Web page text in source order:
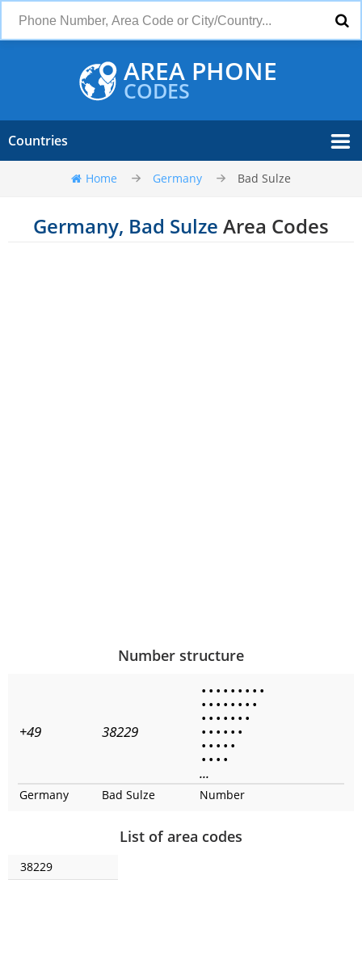
AREA PHONE
CODES
Countries
Home Germany Bad Sulze
Germany, Bad Sulze Area Codes
Number structure
+49 38229
• • • • • • • • •
• • • • • • • •
• • • • • • •
• • • • • •
• • • • •
• • • •
...
Germany Bad Sulze Number
List of area codes
38229